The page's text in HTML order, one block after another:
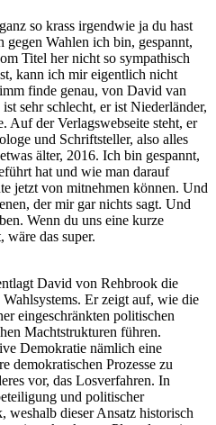
so krass irgendwie ja du hast
gegen Wahlen ich bin, gespannt,
Titel her nicht so sympathisch
kann ich mir eigentlich nicht
finde genau, von David van
sehr schlecht, er ist Niederländer,
Auf der Verlagswebseite steht, er
und Schriftsteller, also alles
älter, 2016. Ich bin gespannt,
hat und wie man darauf
jetzt von mitnehmen können. Und
der mir gar nichts sagt. Und
Wenn du uns eine kurze
wäre das super.
David von Rehbrook die
Er zeigt auf, wie die
eingeschränkten politischen
Machtstrukturen führen.
Demokratie nämlich eine
demokratischen Prozesse zu
vor, das Losverfahren. In
und politischer
weshalb dieser Ansatz historisch